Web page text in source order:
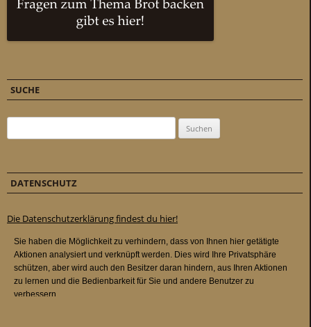
SUCHE
DATENSCHUTZ
Die Datenschutzerklärung findest du hier!